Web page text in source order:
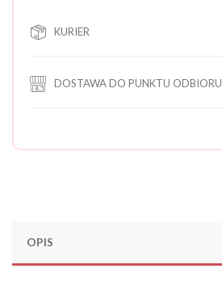
KURIER
DOSTAWA DO PUNKTU ODBIORU
OPIS